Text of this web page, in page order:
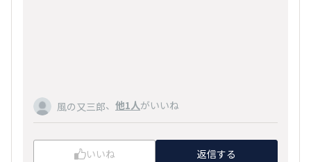
風の又三郎、 他1人がいいね
いいね 返信する